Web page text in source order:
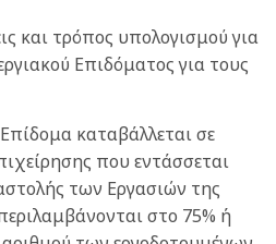
και τρόπος υπολογισμού για
Επιδόματος για τους
καταβάλλεται σε
που εντάσσεται
των Εργασιών της
στο 75% ή